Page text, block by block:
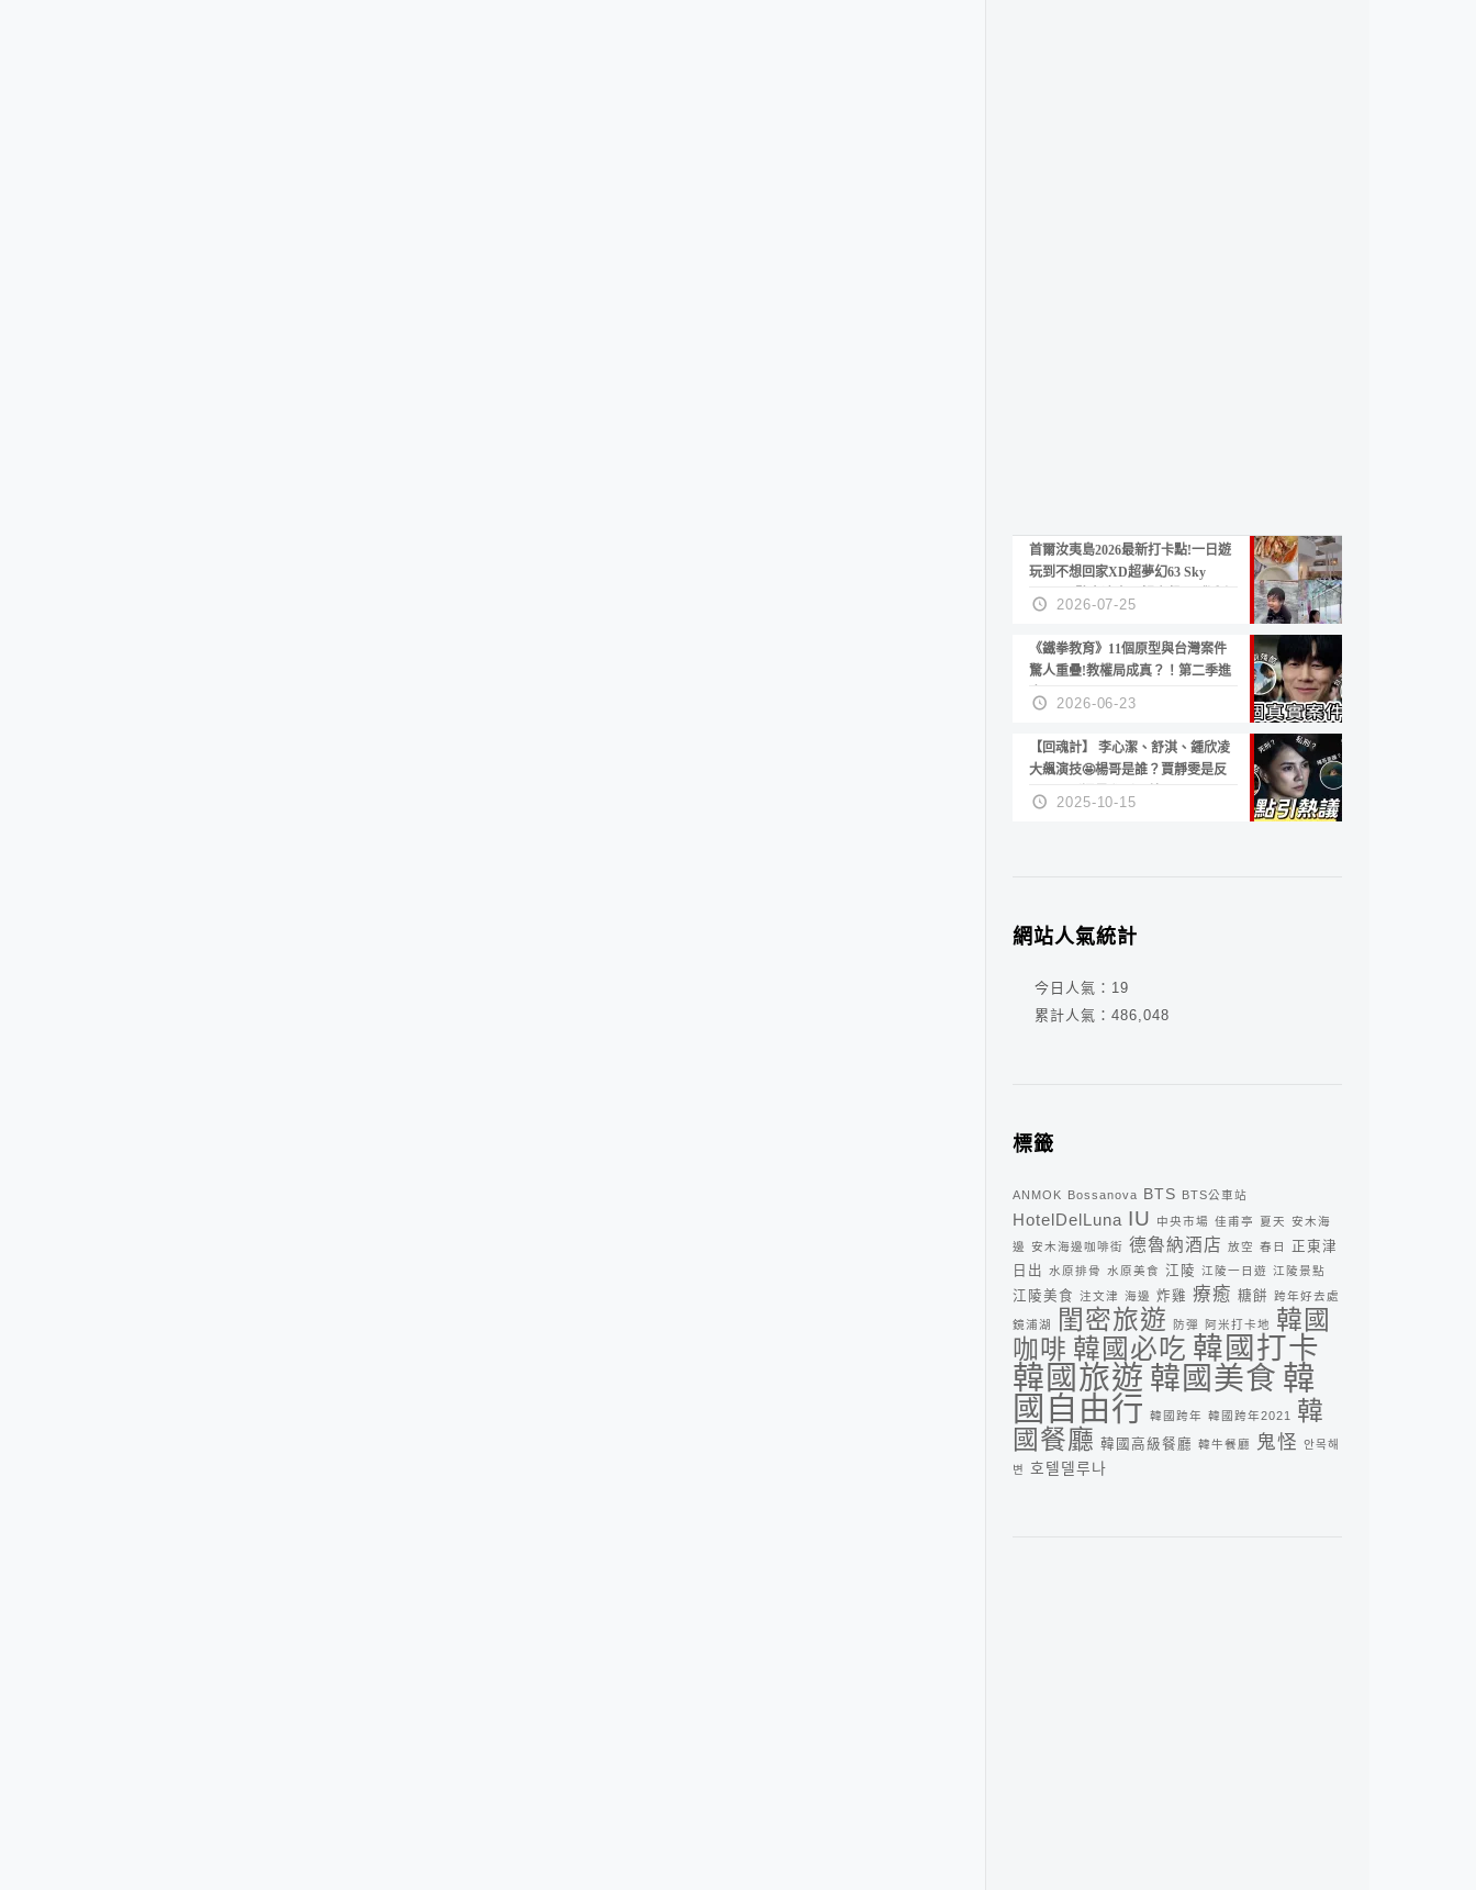
首爾汝夷島2026最新打卡點!一日遊
玩到不想回家XD超夢幻63 Sky
Picnic、鷺良津帝王蟹大餐、《淚之
女王》拍攝地、漢江公園免費玩水
2026-07-25
《鐵拳教育》11個原型與台灣案件
驚人重疊!教權局成真？！第二季進
度？😍
2026-06-23
【回魂計】 李心潔、舒淇、鍾欣凌
大飆演技🤩楊哥是誰？賈靜雯是反
派？死刑還是私刑正義
2025-10-15
網站人氣統計
今日人氣： 19
累計人氣： 486,048
標籤
ANMOK Bossanova BTS BTS公車站
HotelDelLuna IU 中央市場 佳甫亭 夏天 安木海
邊 安木海邊咖啡街 德魯納酒店 放空 春日
正東津
日出 水原排骨 水原美食 江陵 江陵一日遊 江陵景點
江陵美食 注文津 海邊 炸雞 療癒 糖餅 跨年好去處
鏡浦湖 閨密旅遊 防彈 阿米打卡地
韓國
咖啡 韓國必吃 韓國打卡
韓國旅遊 韓國美食 韓
國自由行 韓國跨年 韓國跨年2021
韓
國餐廳 韓國高級餐廳 韓牛餐廳 鬼怪 안목해
변
호텔델루나